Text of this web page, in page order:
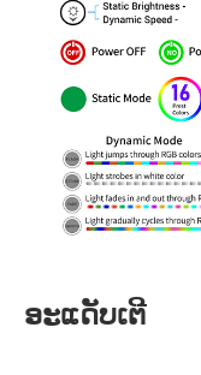
ອະແດັບເຕີ